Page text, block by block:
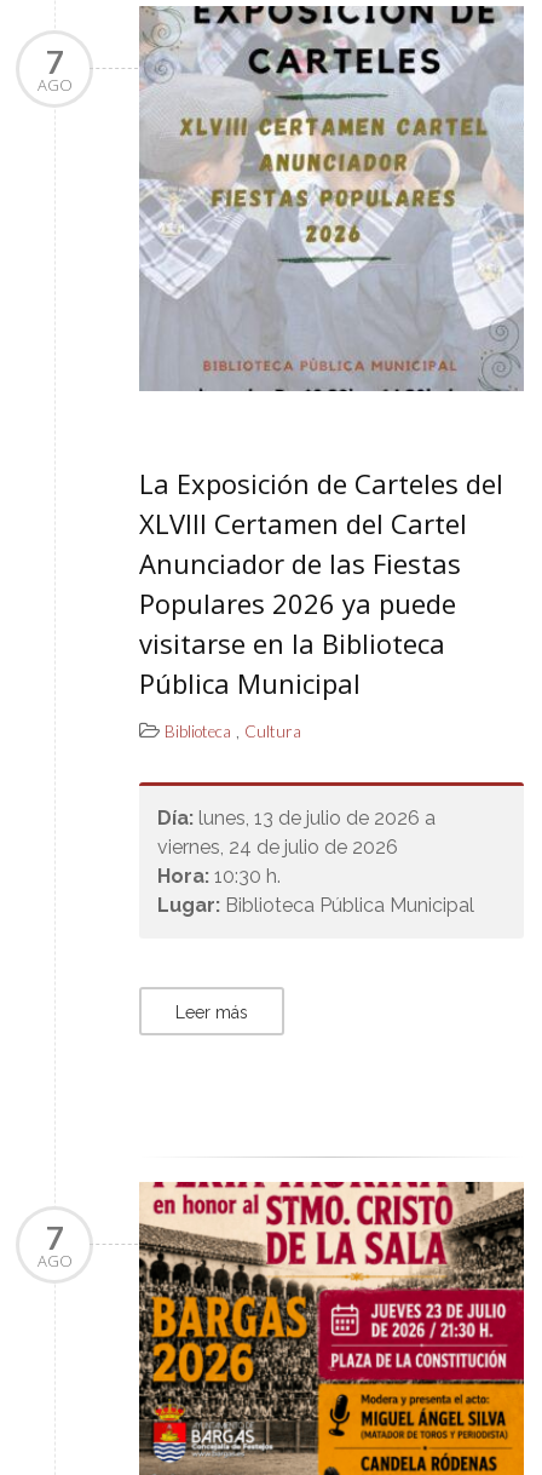
7
AGO
La Exposición de Carteles del
XLVIII Certamen del Cartel
Anunciador de las Fiestas
Populares 2026 ya puede
visitarse en la Biblioteca
Pública Municipal
Biblioteca , Cultura
Día: lunes, 13 de julio de 2026 a
viernes, 24 de julio de 2026
Hora: 10:30 h.
Lugar: Biblioteca Pública Municipal
Leer más
7
AGO